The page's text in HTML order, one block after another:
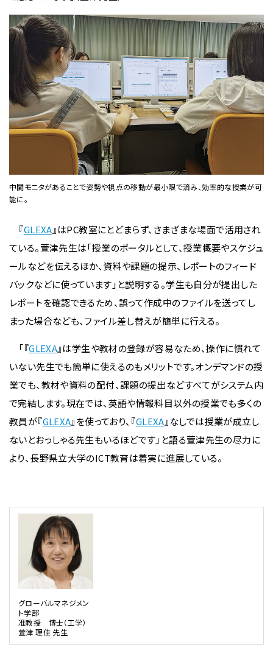
中間モニタがあることで姿勢や視点の移動が最小限で済み、効率的な授業が可
能に。
『GLEXA』はPC教室にとどまらず、さまざまな場面で活用され
ている。萱津先生は「授業のポータルとして、授業概要やスケジュ
ールなどを伝えるほか、資料や課題の提示、レポートのフィード
バックなどに使っています」と説明する。学生も自分が提出した
レポートを確認できるため、誤って作成中のファイルを送ってし
まった場合なども、ファイル差し替えが簡単に行える。
「『GLEXA』は学生や教材の登録が容易なため、操作に慣れて
いない先生でも簡単に使えるのもメリットです。オンデマンドの授
業でも、教材や資料の配付、課題の提出などすべてがシステム内
で完結します。現在では、英語や情報科目以外の授業でも多くの
教員が『GLEXA』を使っており、『GLEXA』なしでは授業が成立し
ないとおっしゃる先生もいるほどです」と語る萱津先生の尽力に
より、長野県立大学のICT教育は着実に進展している。
グローバルマネジメン
ト学部
准教授 博士（工学）
萱津 理佳 先生